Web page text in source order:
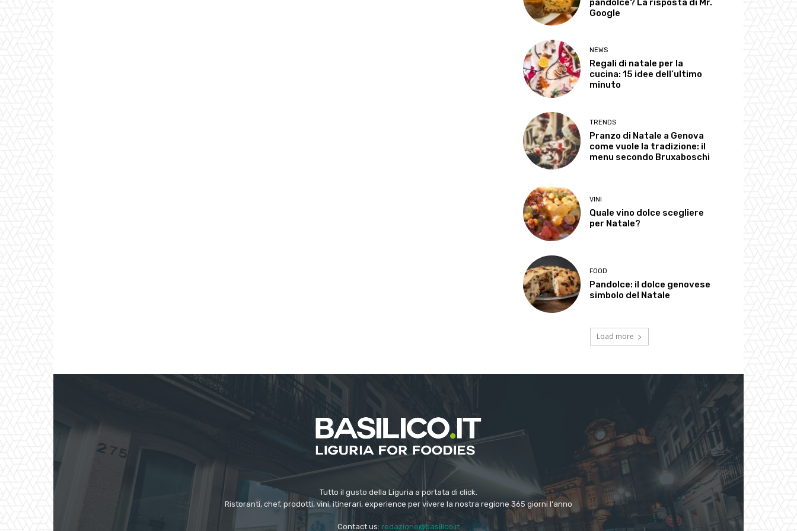
pandolce? La risposta di Mr.
Google
NEWS
Regali di natale per la
cucina: 15 idee dell’ultimo
minuto
TRENDS
Pranzo di Natale a Genova
come vuole la tradizione: il
menu secondo Bruxaboschi
VINI
Quale vino dolce scegliere
per Natale?
FOOD
Pandolce: il dolce genovese
simbolo del Natale
Load more
Tutto il gusto della Liguria a portata di click.
Ristoranti, chef, prodotti, vini, itinerari, experience per vivere la nostra regione 365 giorni l'anno
Contact us: redazione@basilico.it